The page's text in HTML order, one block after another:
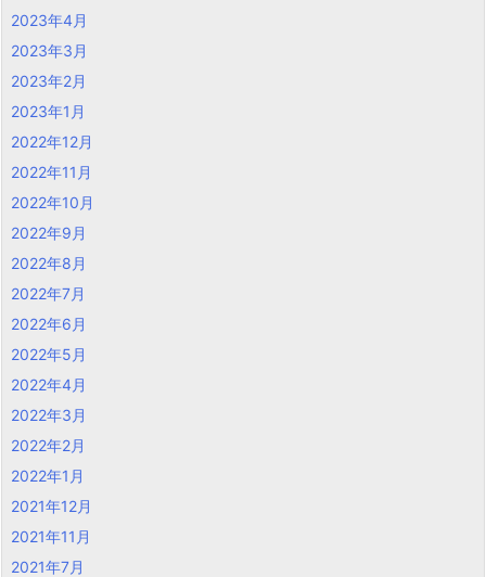
2023年4月
2023年3月
2023年2月
2023年1月
2022年12月
2022年11月
2022年10月
2022年9月
2022年8月
2022年7月
2022年6月
2022年5月
2022年4月
2022年3月
2022年2月
2022年1月
2021年12月
2021年11月
2021年7月